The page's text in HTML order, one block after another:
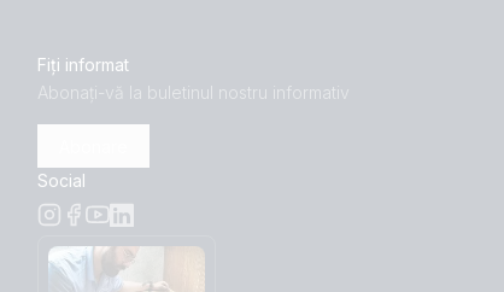
Fiți informat
Abonați-vă la buletinul nostru informativ
Social